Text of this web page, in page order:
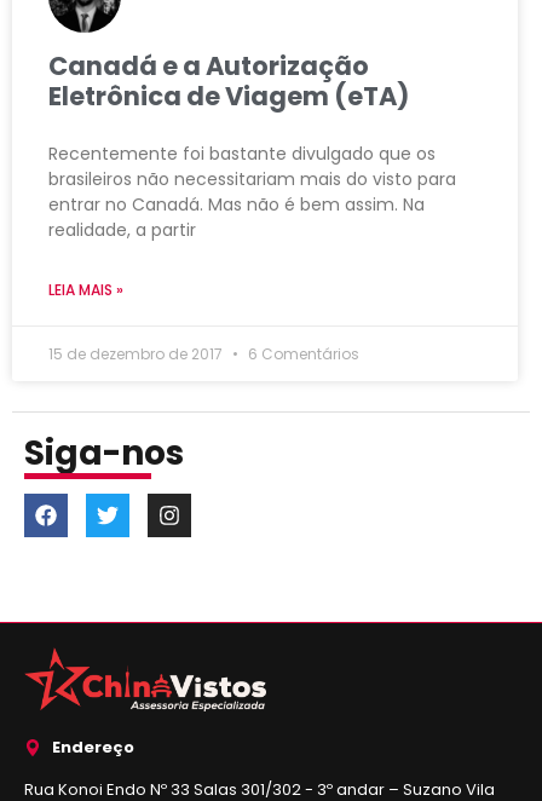
Canadá e a Autorização
Eletrônica de Viagem (eTA)
Recentemente foi bastante divulgado que os
brasileiros não necessitariam mais do visto para
entrar no Canadá. Mas não é bem assim. Na
realidade, a partir
LEIA MAIS »
15 de dezembro de 2017 6 Comentários
Siga-nos
Endereço
Rua Konoi Endo Nº 33 Salas 301/302 - 3º andar – Suzano Vila